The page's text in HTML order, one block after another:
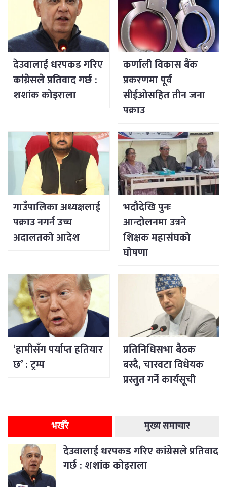
देउवालाई धरपकड गरिए
कांग्रेसले प्रतिवाद गर्छ :
शशांक कोइराला
कर्णाली विकास बैंक
प्रकरणमा पूर्व
सीईओसहित तीन जना
पक्राउ
गाउँपालिका अध्यक्षलाई
पक्राउ नगर्न उच्च
अदालतको आदेश
भदौदेखि पुनः
आन्दोलनमा उत्रने
शिक्षक महासंघको
घोषणा
‘हामीसँग पर्याप्त हतियार
छ’ : ट्रम्प
प्रतिनिधिसभा बैठक
बस्दै, चारवटा विधेयक
प्रस्तुत गर्ने कार्यसूची
भर्खरै मुख्य समाचार
देउवालाई धरपकड गरिए कांग्रेसले प्रतिवाद
गर्छ : शशांक कोइराला